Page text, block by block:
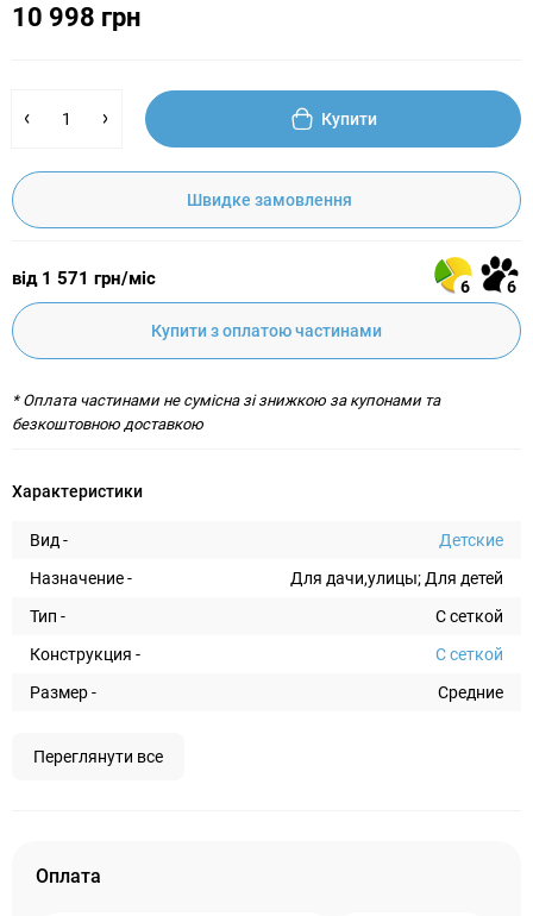
10 998 грн
Купити
Швидке замовлення
від 1 571 грн/міс 6 6
Купити з оплатою частинами
* Оплата частинами не сумісна зі знижкою за купонами та
безкоштовною доставкою
Характеристики
Вид -
Детские
Назначение -
Для дачи,улицы; Для детей
Тип -
С сеткой
Конструкция -
С сеткой
Размер -
Средние
Переглянути все
Оплата